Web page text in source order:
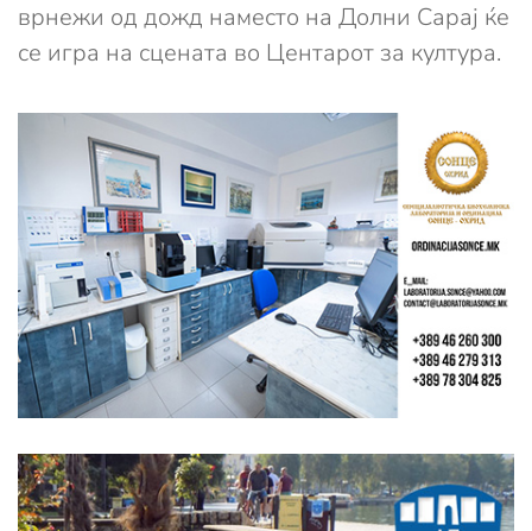
врнежи од дожд наместо на Долни Сарај ќе
се игра на сцената во Центарот за култура.